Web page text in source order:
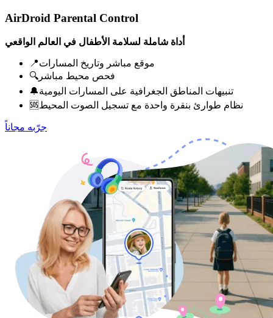
AirDroid Parental Control
أداة شاملة لسلامة الأطفال في العالم الواقعي
📍موقع مباشر وتاريخ المسارات
🔍فحص محيط مباشر
🔔تنبيهات المناطق الجغرافية على المسارات اليومية
🆘نظام طوارئ بنقرة واحدة مع تسجيل الصوت المحيط
جرّبه مجاناً